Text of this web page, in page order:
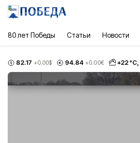
80 лет Победы Статьи Новости
82.17 +0.00$ 94.84 +0.00€ +22°С,